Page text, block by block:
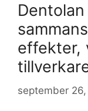
effekter,
september